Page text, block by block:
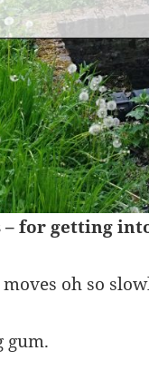
– for getting
oh so
gum.